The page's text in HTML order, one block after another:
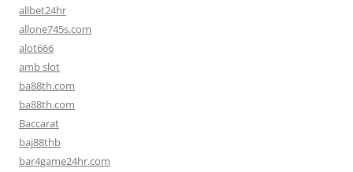
allbet24hr
allone745s.com
alot666
amb slot
ba88th.com
ba88th.com
Baccarat
baj88thb
bar4game24hr.com